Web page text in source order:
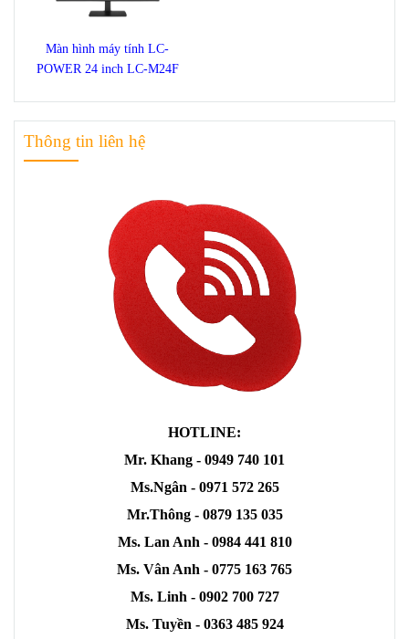
Màn hình máy tính LC-
POWER 24 inch LC-M24F
Thông tin liên hệ
HOTLINE:
Mr. Khang - 0949 740 101
Ms.Ngân - 0971 572 265
Mr.Thông - 0879 135 035
Ms. Lan Anh - 0984 441 810
Ms. Vân Anh - 0775 163 765
Ms. Linh - 0902 700 727
Ms. Tuyền - 0363 485 924